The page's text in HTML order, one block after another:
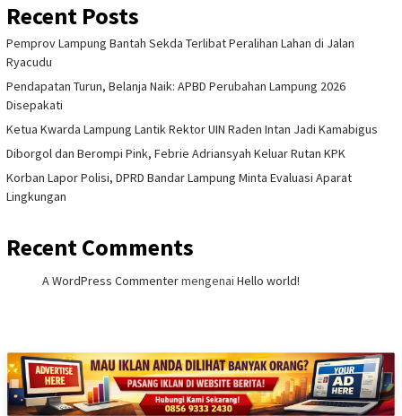
Recent Posts
Pemprov Lampung Bantah Sekda Terlibat Peralihan Lahan di Jalan
Ryacudu
Pendapatan Turun, Belanja Naik: APBD Perubahan Lampung 2026
Disepakati
Ketua Kwarda Lampung Lantik Rektor UIN Raden Intan Jadi Kamabigus
Diborgol dan Berompi Pink, Febrie Adriansyah Keluar Rutan KPK
Korban Lapor Polisi, DPRD Bandar Lampung Minta Evaluasi Aparat
Lingkungan
Recent Comments
A WordPress Commentermengenai Hello world!